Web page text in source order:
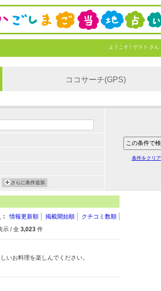
ようこそ！ ゲスト さん
ココサーチ(GPS)
さらに条件追加
条件をクリア
情報更新順 掲載開始順 クチコミ数順
示 / 全 3,023 件
いお料理を楽しんでください。